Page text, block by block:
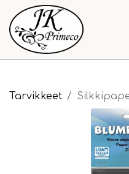
Tarvikkeet